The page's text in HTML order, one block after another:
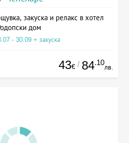
закуска и релакс в хотел
дом
- 30.09 + закуска
43€ / 84.10
лв.